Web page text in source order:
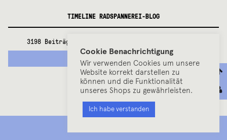
TIMELINE RADSPANNEREI-BLOG
3198 Beiträge mit 24454 Kommentaren in 21 Jahren.
2026
Juni(4)
Mai(1)
März(4)
Februar(3)
Cookie Benachrichtigung
Wir verwenden Cookies um unsere
Website korrekt darstellen zu
können und die Funktionalität
unseres Shops zu gewährleisten.
Ich habe verstanden